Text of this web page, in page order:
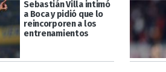
Sebastián Villa intimó
a Boca y pidió que lo
reincorporen a los
entrenamientos